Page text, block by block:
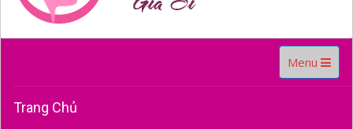
Toggle
navigation
Menu
Trang Chủ